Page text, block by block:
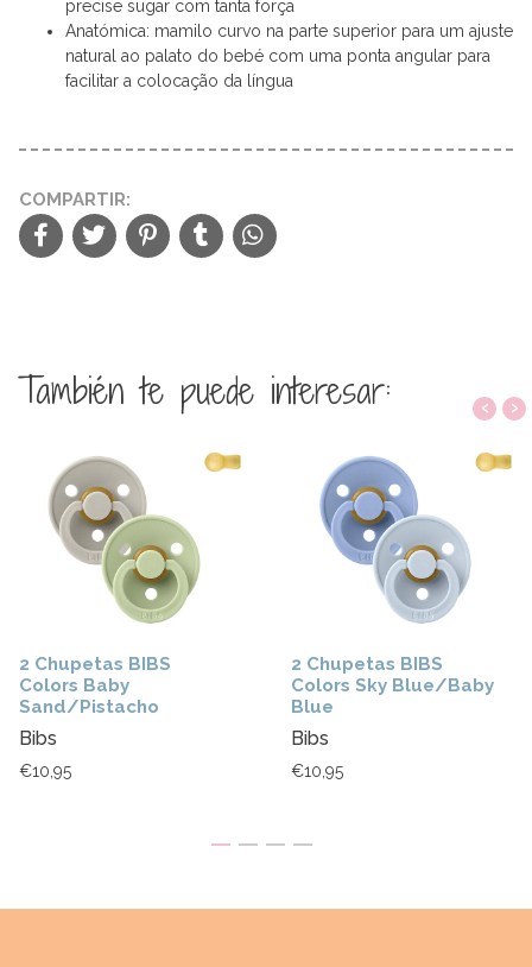
precise sugar com tanta força
Anatómica: mamilo curvo na parte superior para um ajuste
natural ao palato do bebé com uma ponta angular para
facilitar a colocação da língua
COMPARTIR:
También te puede interesar:
2 Chupetas BIBS
Colors Baby
Sand/Pistacho
Bibs
€10,95
2 Chupetas BIBS
Colors Sky Blue/Baby
Blue
Bibs
€10,95
‹ ›